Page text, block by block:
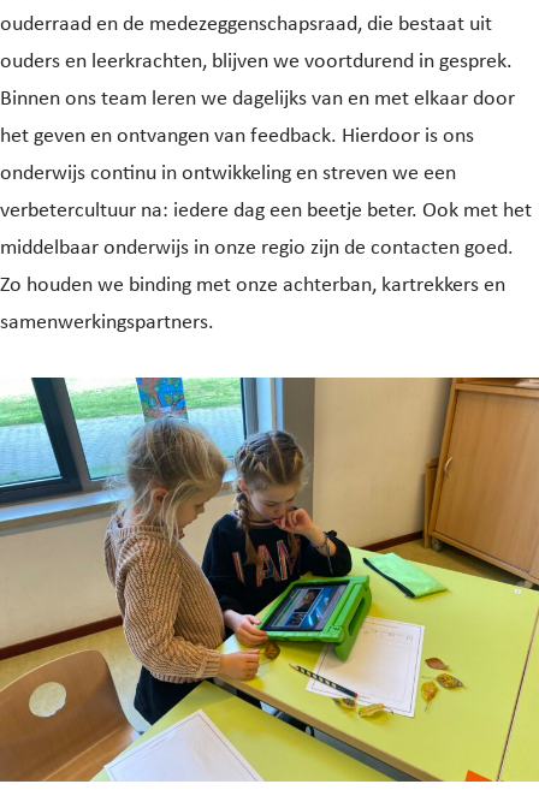
ouderraad en de medezeggenschapsraad, die bestaat uit
ouders en leerkrachten, blijven we voortdurend in gesprek.
Binnen ons team leren we dagelijks van en met elkaar door
het geven en ontvangen van feedback. Hierdoor is ons
onderwijs continu in ontwikkeling en streven we een
verbetercultuur na: iedere dag een beetje beter. Ook met het
middelbaar onderwijs in onze regio zijn de contacten goed.
Zo houden we binding met onze achterban, kartrekkers en
samenwerkingspartners.